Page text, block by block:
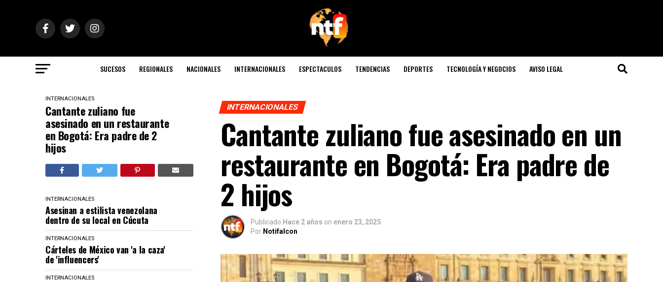
SUCESOS REGIONALES NACIONALES INTERNACIONALES ESPECTACULOS TENDENCIAS DEPORTES TECNOLOGÍA Y NEGOCIOS AVISO LEGAL
INTERNACIONALES
Cantante zuliano fue
asesinado en un restaurante
en Bogotá: Era padre de 2
hijos
INTERNACIONALES
Asesinan a estilista venezolana
dentro de su local en Cúcuta
INTERNACIONALES
Cárteles de México van 'a la caza'
de 'influencers'
INTERNACIONALES
INTERNACIONALES
Cantante zuliano fue asesinado en un
restaurante en Bogotá: Era padre de
2 hijos
Publicado Hace 2 años on enero 23, 2025
Por Notifalcon